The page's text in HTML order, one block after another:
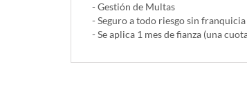
- Gestión de Multas
- Seguro a todo riesgo sin franquicia
- Se aplica 1 mes de fianza (una